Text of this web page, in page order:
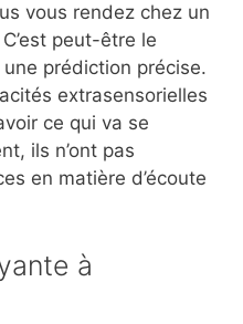
vous rendez chez un
peut-être le
prédiction précise.
extrasensorielles
ce qui va se
ils n’ont pas
en matière d’écoute
à